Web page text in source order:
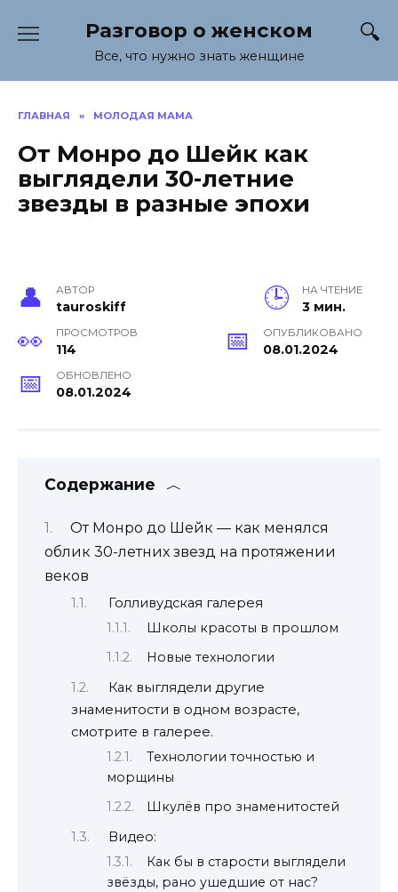
содержанию
Разговор о женском
Все, что нужно знать женщине
ГЛАВНАЯ » МОЛОДАЯ МАМА
От Монро до Шейк как
выглядели 30-летние
звезды в разные эпохи
АВТОР
tauroskiff
НА ЧТЕНИЕ
3 мин.
ПРОСМОТРОВ
114
ОПУБЛИКОВАНО
08.01.2024
ОБНОВЛЕНО
08.01.2024
Содержание
От Монро до Шейк — как менялся
облик 30-летних звезд на протяжении
веков
Голливудская галерея
Школы красоты в прошлом
Новые технологии
Как выглядели другие
знаменитости в одном возрасте,
смотрите в галерее.
Технологии точностью и
морщины
Шкулёв про знаменитостей
Видео:
Как бы в старости выглядели
звёзды, рано ушедшие от нас?